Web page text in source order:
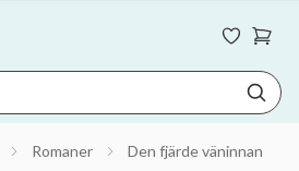
Romaner Den fjärde väninnan